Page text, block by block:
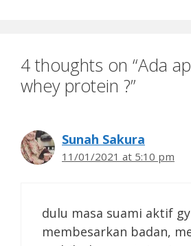
4 thoughts on “Ada
whey protein ?”
Sunah Sakura
11/01/2021 at 5:10 pm
dulu masa suami aktif
membesarkan badan,